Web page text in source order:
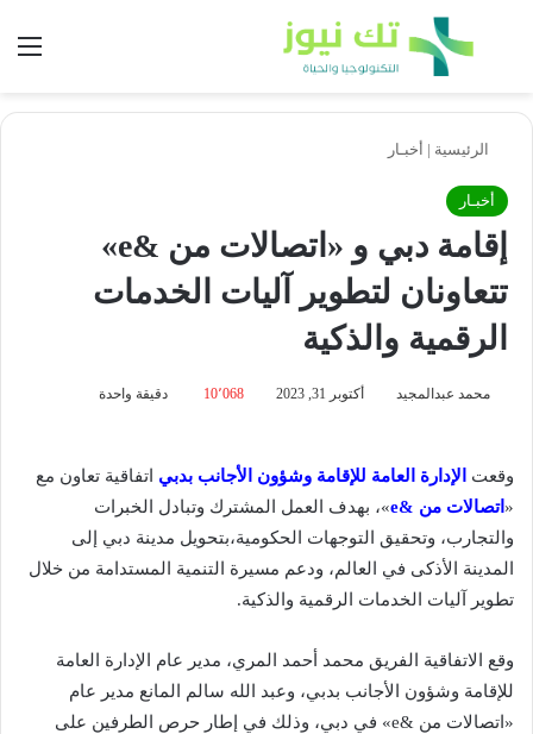
بحث عن
الرئيسية | أخبـار
أخبـار
إقامة دبي و «اتصالات من &e»
تتعاونان لتطوير آليات الخدمات
الرقمية والذكية
محمد عبدالمجيد أكتوبر 31, 2023 10٬068 دقيقة واحدة
وقعت الإدارة العامة للإقامة وشؤون الأجانب بدبي اتفاقية تعاون مع
«اتصالات من &e »، بهدف العمل المشترك وتبادل الخبرات
والتجارب، وتحقيق التوجهات الحكومية،بتحويل مدينة دبي إلى
المدينة الأذكى في العالم، ودعم مسيرة التنمية المستدامة من خلال
تطوير آليات الخدمات الرقمية والذكية.
وقع الاتفاقية الفريق محمد أحمد المري، مدير عام الإدارة العامة
للإقامة وشؤون الأجانب بدبي، وعبد الله سالم المانع مدير عام
«اتصالات من &e» في دبي، وذلك في إطار حرص الطرفين على